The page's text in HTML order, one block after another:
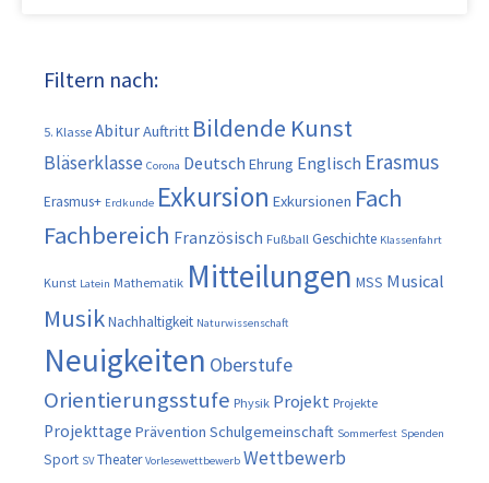
Filtern nach:
5. Klasse AbiturAuftritt Bildende Kunst
Bläserklasse Corona Deutsch Ehrung Englisch Erasmus
Erasmus+ Erdkunde Exkursion Exkursionen Fach
Fachbereich Französisch Fußball Geschichte Klassenfahrt
Kunst Latein Mathematik Mitteilungen MSS Musical
MusikNachhaltigkeit Naturwissenschaft
Neuigkeiten Oberstufe
Orientierungsstufe Physik Projekt Projekte
Projekttage Prävention Schulgemeinschaft Sommerfest Spenden
Sport SV Theater Vorlesewettbewerb Wettbewerb